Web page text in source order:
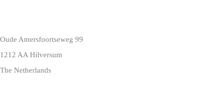
Oude Amersfoortseweg 99
1212 AA Hilversum
The Netherlands